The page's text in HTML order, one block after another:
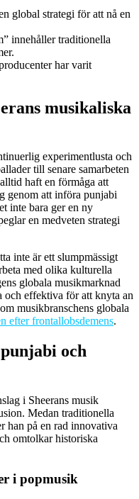
global strategi för att nå en
innehåller traditionella
har varit
musikaliska
experimentlusta och
till senare samarbeten
haft en förmåga att
genom att införa punjabi
inte bara ger en ny
en medveten strategi
inte är ett slumpmässigt
med olika kulturella
globala musikmarknad
och effektiva för att knyta an
musikbranschens globala
efter frontallobsdemens.
och
i Sheerans musik
Medan traditionella
han på en rad innovativa
omtolkar historiska
i popmusik